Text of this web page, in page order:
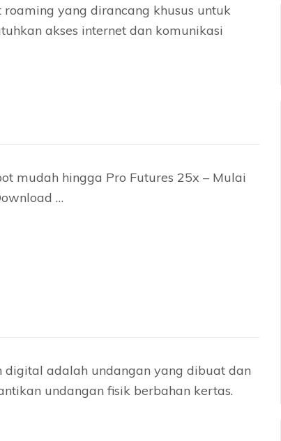
yang dirancang khusus untuk
akses internet dan komunikasi
mudah hingga Pro Futures 25x – Mulai
…
adalah undangan yang dibuat dan
undangan fisik berbahan kertas.